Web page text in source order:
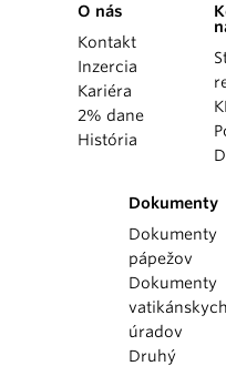
O nás
Kontakt
Inzercia
Kariéra
2% dane
História
Dokumenty
Dokumenty
pápežov
Dokumenty
vatikánskych
úradov
Druhý